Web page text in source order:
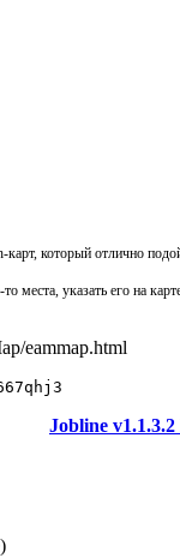
который отлично
места, указать его на
eammap.html
Jobline v1.1.3.2